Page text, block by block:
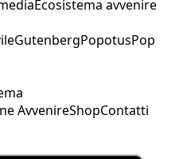
Ecosistema avvenire
GutenbergPopotusPop
AvvenireShopContatti